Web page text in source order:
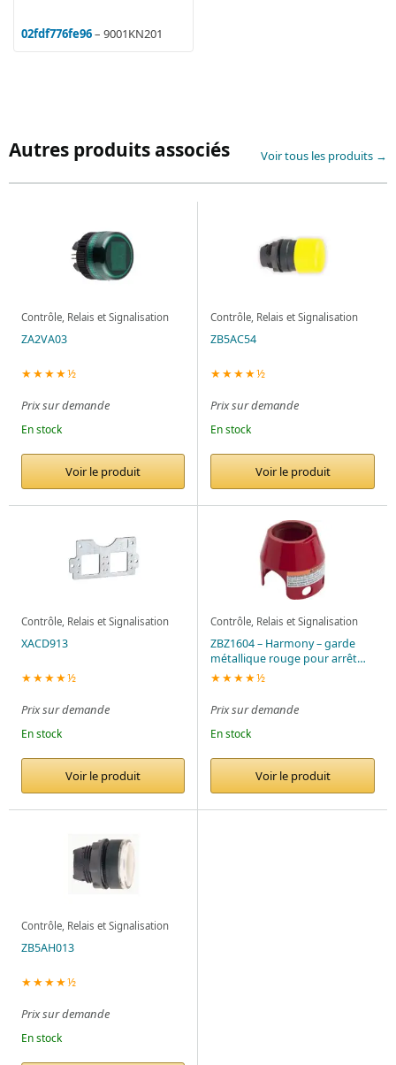
02fdf776fe96– 9001KN201
Autres produits associés Voir tous les produits →
Contrôle, Relais et Signalisation
ZA2VA03
★★★★½
Prix sur demande
En stock
Voir le produit
Contrôle, Relais et Signalisation
ZB5AC54
★★★★½
Prix sur demande
En stock
Voir le produit
Contrôle, Relais et Signalisation
XACD913
★★★★½
Prix sur demande
En stock
Voir le produit
Contrôle, Relais et Signalisation
ZBZ1604 – Harmony – garde
métallique rouge pour arrêt
d’urgence
★★★★½
Prix sur demande
En stock
Voir le produit
Contrôle, Relais et Signalisation
ZB5AH013
★★★★½
Prix sur demande
En stock